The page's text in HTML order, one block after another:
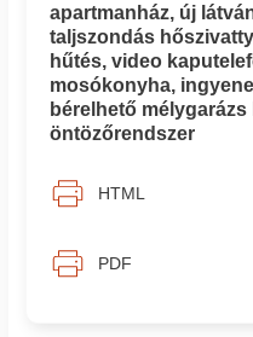
apartmanház, új
taljszondás
hűtés, video
mosókonyha,
bérelhető
öntözőrendszer
HTML
PDF